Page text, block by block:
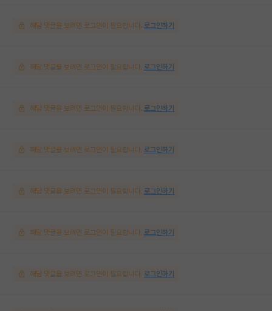
해당 댓글을 보려면 로그인이 필요합니다. 로그인하기
해당 댓글을 보려면 로그인이 필요합니다. 로그인하기
해당 댓글을 보려면 로그인이 필요합니다. 로그인하기
해당 댓글을 보려면 로그인이 필요합니다. 로그인하기
해당 댓글을 보려면 로그인이 필요합니다. 로그인하기
해당 댓글을 보려면 로그인이 필요합니다. 로그인하기
해당 댓글을 보려면 로그인이 필요합니다. 로그인하기